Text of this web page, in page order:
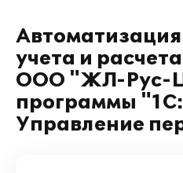
учета и
ООО "ЖЛ-Рус-
программы
Управление